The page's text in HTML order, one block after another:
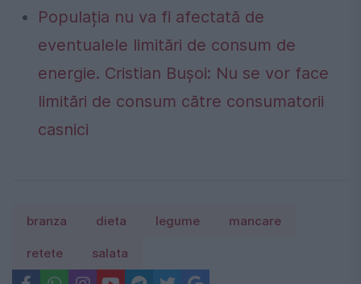
Populația nu va fi afectată de
eventualele limitări de consum de
energie. Cristian Bușoi: Nu se vor face
limitări de consum către consumatorii
casnici
branza dieta legume mancare
retete salata